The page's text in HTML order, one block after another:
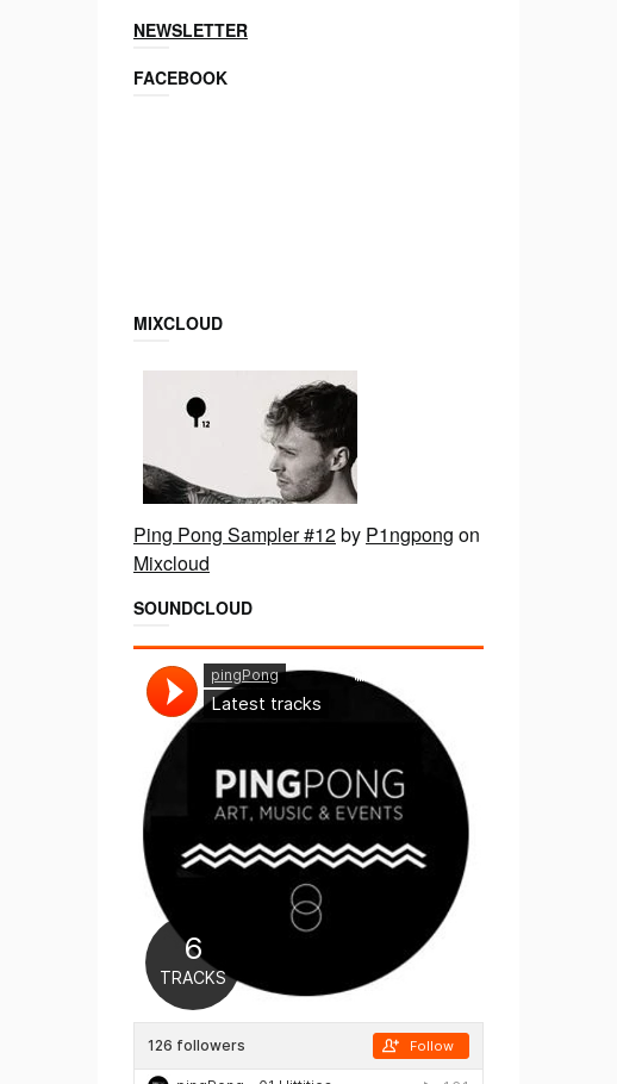
NEWSLETTER
FACEBOOK
MIXCLOUD
Ping Pong Sampler #12by P1ngpong on
Mixcloud
SOUNDCLOUD